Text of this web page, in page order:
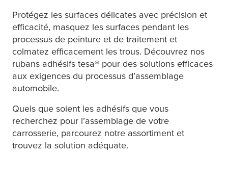
Protégez les surfaces délicates avec précision et
efficacité, masquez les surfaces pendant les
processus de peinture et de traitement et
colmatez efficacement les trous. Découvrez nos
rubans adhésifs tesa® pour des solutions efficaces
aux exigences du processus d’assemblage
automobile.
Quels que soient les adhésifs que vous
recherchez pour l’assemblage de votre
carrosserie, parcourez notre assortiment et
trouvez la solution adéquate.